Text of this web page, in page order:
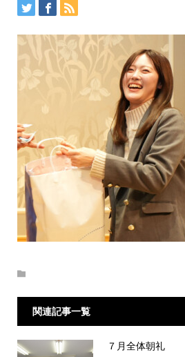
関連記事一覧
７月全体朝礼